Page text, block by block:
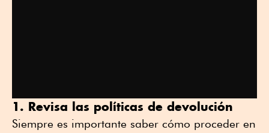
1. Revisa las políticas de devolución
Siempre es importante saber cómo proceder en